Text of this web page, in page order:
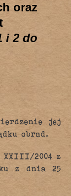
oraz
i 2 do
jej
obrad.
2004 z
z dnia 25